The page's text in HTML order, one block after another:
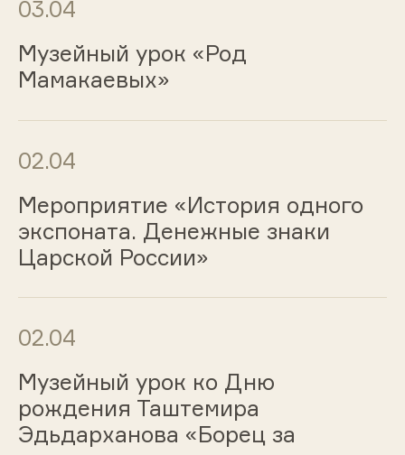
03.04
Музейный урок «Род
Мамакаевых»
02.04
Мероприятие «История одного
экспоната. Денежные знаки
Царской России»
02.04
Музейный урок ко Дню
рождения Таштемира
Эдьдарханова «Борец за